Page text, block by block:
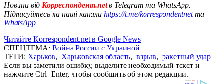
Новини від Корреспондент.netв Telegram та WhatsApp.
Підписуйтесь на наші канали https://t.me/korrespondentnetта
WhatsApp
Читайте Korrespondent.net в Google News
СПЕЦТЕМА: Война России с Украиной
ТЕГИ: Харьков, Харьковская область, взрыв, ракетный удар
Если вы заметили ошибку, выделите необходимый текст и
нажмите Ctrl+Enter, чтобы сообщить об этом редакции.